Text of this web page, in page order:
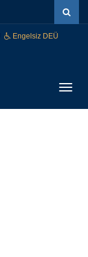
Engelsiz DEÜ